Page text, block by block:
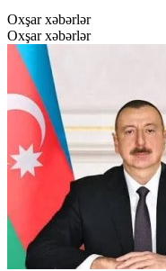
Oxşar xəbərlər
Oxşar xəbərlər